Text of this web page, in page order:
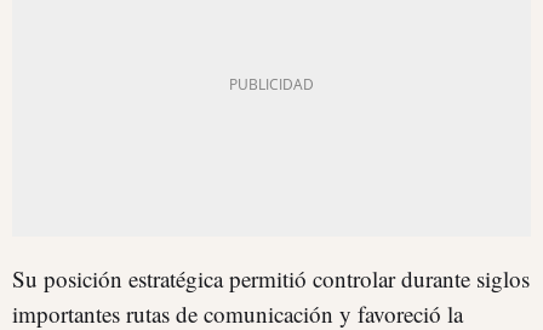
Su posición estratégica permitió controlar durante siglos
importantes rutas de comunicación y favoreció la